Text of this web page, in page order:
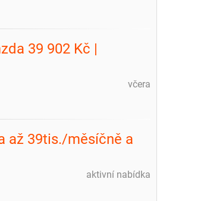
39 902 Kč |
včera
až 39tis./měsíčně a
aktivní nabídka